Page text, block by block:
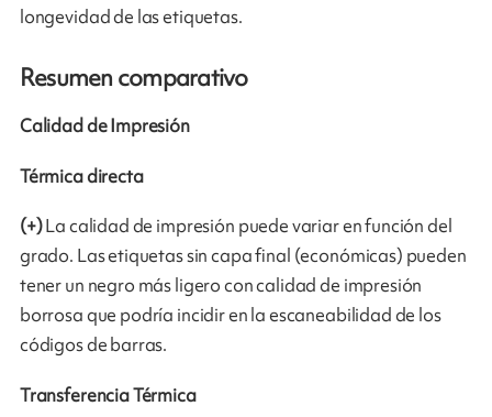
longevidad de las etiquetas.
Resumen comparativo
Calidad de Impresión
Térmica directa
(+)La calidad de impresión puede variar en función del
grado. Las etiquetas sin capa final (económicas) pueden
tener un negro más ligero con calidad de impresión
borrosa que podría incidir en la escaneabilidad de los
códigos de barras.
Transferencia Térmica